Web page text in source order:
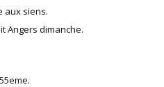
aux siens.
Angers dimanche.